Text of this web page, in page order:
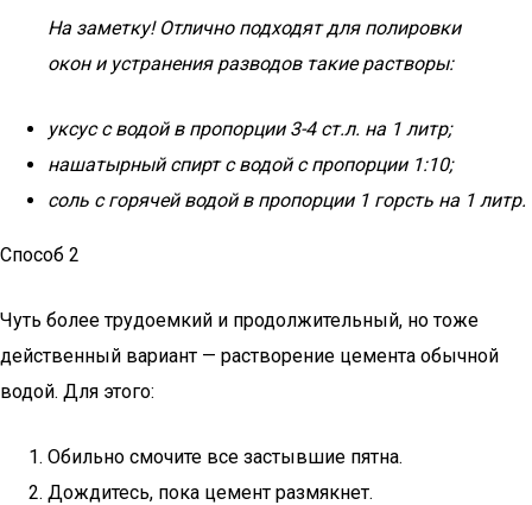
На заметку! Отлично подходят для полировки
окон и устранения разводов такие растворы:
уксус с водой в пропорции 3-4 ст.л. на 1 литр;
нашатырный спирт с водой с пропорции 1:10;
соль с горячей водой в пропорции 1 горсть на 1 литр.
Способ 2
Чуть более трудоемкий и продолжительный, но тоже
действенный вариант — растворение цемента обычной
водой. Для этого:
Обильно смочите все застывшие пятна.
Дождитесь, пока цемент размякнет.